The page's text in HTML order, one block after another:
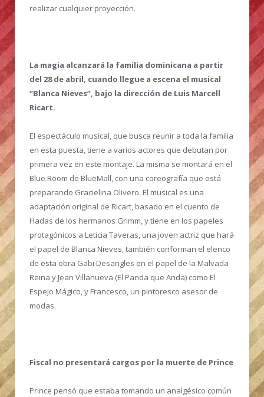
realizar cualquier proyección.
La magia alcanzará la familia dominicana a partir
del 28 de abril, cuando llegue a escena el musical
“Blanca Nieves”, bajo la dirección de Luis Marcell
Ricart.
El espectáculo musical, que busca reunir a toda la familia
en esta puesta, tiene a varios actores que debutan por
primera vez en este montaje. La misma se montará en el
Blue Room de BlueMall, con una coreografía que está
preparando Gracielina Olivero. El musical es una
adaptación original de Ricart, basado en el cuento de
Hadas de los hermanos Grimm, y tiene en los papeles
protagónicos a Leticia Taveras, una joven actriz que hará
el papel de Blanca Nieves, también conforman el elenco
de esta obra Gabi Desangles en el papel de la Malvada
Reina y Jean Villanueva (El Panda que Anda) como El
Espejo Mágico, y Francesco, un pintoresco asesor de
modas.
Fiscal no presentará cargos por la muerte de Prince
Prince pensó que estaba tomando un analgésico común